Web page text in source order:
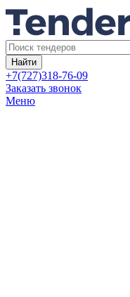
Найти
+7(727)318-76-09
Заказать звонок
Меню